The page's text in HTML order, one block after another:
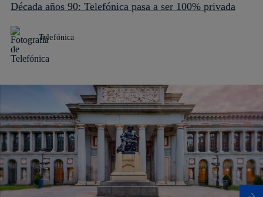
Década años 90: Telefónica pasa a ser 100% privada
Telefónica